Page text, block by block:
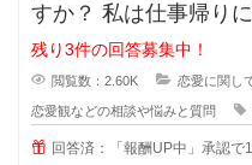
すか？ 私は仕事帰り
ものを一緒に食べなが
残り3件の回答募集中！
閲覧数：2.60K 恋愛に関し
恋愛観などの相談や悩みと質問
回答済：「報酬UP中」承認で